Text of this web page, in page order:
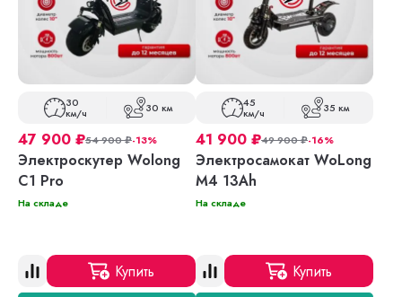
30
км/ч 30 км
47 900 ₽54 900₽-13%
Электроскутер Wolong
C1 Pro
На складе
Купить
45
км/ч 35 км
41 900 ₽49 900₽-16%
Электросамокат WoLong
M4 13Ah
На складе
Купить